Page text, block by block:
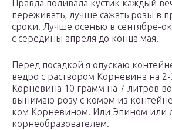
Правда поливала кустик каждый
переживать, лучше сажать розы в
сроки. Лучше осенью в сентябре-
с середины апреля до конца мая.
Перед посадкой я опускаю
ведро с раствором Корневина на 2-
Корневина 10 грамм на 7 литров
вынимаю розу с комом из
ком Корневином. Или Эпином или
корнеобразователем.